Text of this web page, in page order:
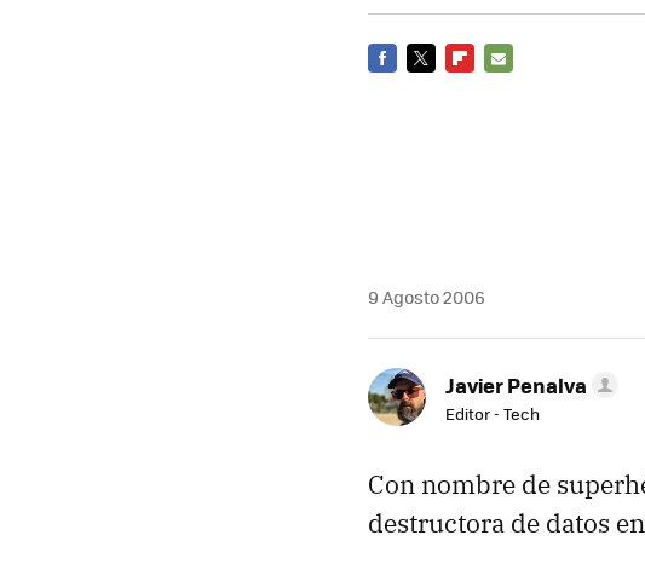
9 Agosto 2006
Javier Penalva
Editor - Tech
Con nombre de
destructora de datos